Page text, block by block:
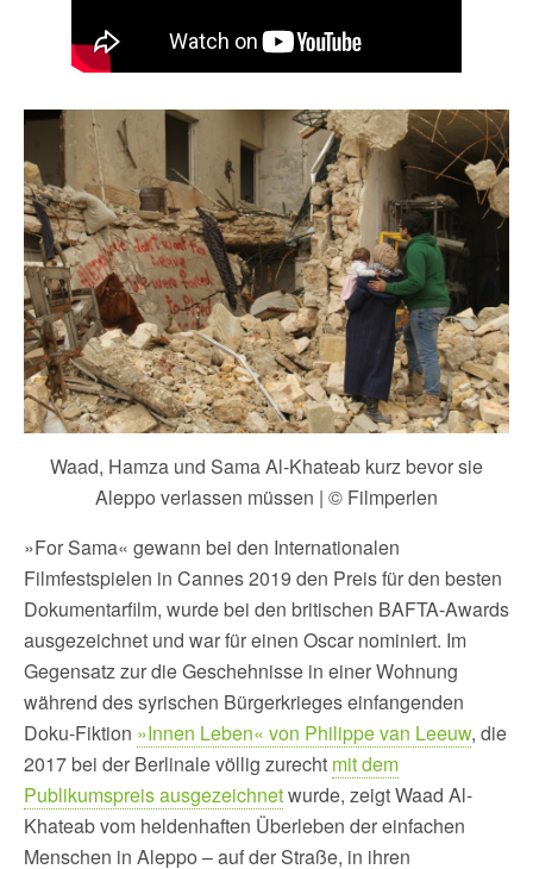
Waad, Hamza und Sama Al-Khateab kurz bevor sie
Aleppo verlassen müssen | © Filmperlen
»For Sama« gewann bei den Internationalen
Filmfestspielen in Cannes 2019 den Preis für den besten
Dokumentarfilm, wurde bei den britischen BAFTA-Awards
ausgezeichnet und war für einen Oscar nominiert. Im
Gegensatz zur die Geschehnisse in einer Wohnung
während des syrischen Bürgerkrieges einfangenden
Doku-Fiktion »Innen Leben« von Philippe van Leeuw, die
2017 bei der Berlinale völlig zurecht mit dem
Publikumspreis ausgezeichnetwurde, zeigt Waad Al-
Khateab vom heldenhaften Überleben der einfachen
Menschen in Aleppo – auf der Straße, in ihren